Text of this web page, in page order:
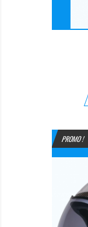
PROMO !